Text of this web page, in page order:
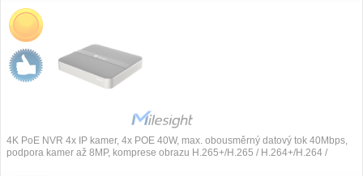
4K PoE NVR 4x IP kamer, 4x POE 40W, max. obousměrný datový tok 40Mbps,
podpora kamer až 8MP, komprese obrazu H.265+/H.265 / H.264+/H.264 /